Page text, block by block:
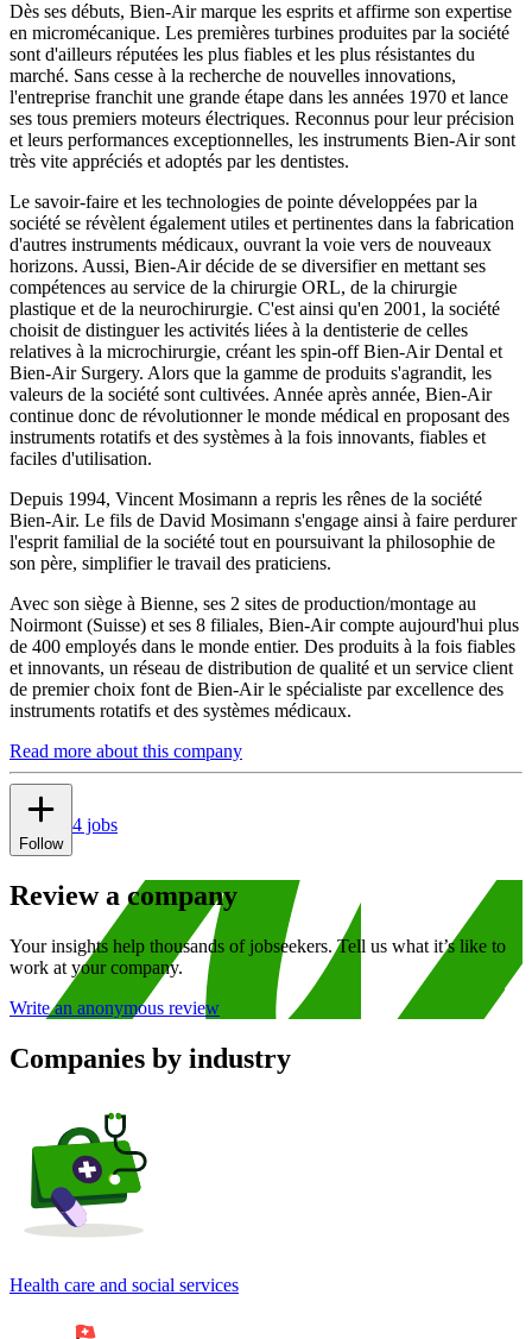
Dès ses débuts, Bien-Air marque les esprits et affirme son expertise
en micromécanique. Les premières turbines produites par la société
sont d'ailleurs réputées les plus fiables et les plus résistantes du
marché. Sans cesse à la recherche de nouvelles innovations,
l'entreprise franchit une grande étape dans les années 1970 et lance
ses tous premiers moteurs électriques. Reconnus pour leur précision
et leurs performances exceptionnelles, les instruments Bien-Air sont
très vite appréciés et adoptés par les dentistes.
Le savoir-faire et les technologies de pointe développées par la
société se révèlent également utiles et pertinentes dans la fabrication
d'autres instruments médicaux, ouvrant la voie vers de nouveaux
horizons. Aussi, Bien-Air décide de se diversifier en mettant ses
compétences au service de la chirurgie ORL, de la chirurgie
plastique et de la neurochirurgie. C'est ainsi qu'en 2001, la société
choisit de distinguer les activités liées à la dentisterie de celles
relatives à la microchirurgie, créant les spin-off Bien-Air Dental et
Bien-Air Surgery. Alors que la gamme de produits s'agrandit, les
valeurs de la société sont cultivées. Année après année, Bien-Air
continue donc de révolutionner le monde médical en proposant des
instruments rotatifs et des systèmes à la fois innovants, fiables et
faciles d'utilisation.
Depuis 1994, Vincent Mosimann a repris les rênes de la société
Bien-Air. Le fils de David Mosimann s'engage ainsi à faire perdurer
l'esprit familial de la société tout en poursuivant la philosophie de
son père, simplifier le travail des praticiens.
Avec son siège à Bienne, ses 2 sites de production/montage au
Noirmont (Suisse) et ses 8 filiales, Bien-Air compte aujourd'hui plus
de 400 employés dans le monde entier. Des produits à la fois fiables
et innovants, un réseau de distribution de qualité et un service client
de premier choix font de Bien-Air le spécialiste par excellence des
instruments rotatifs et des systèmes médicaux.
Read more about this company
Follow
4 jobs
Review a company
Your insights help thousands of jobseekers. Tell us what it’s like to
work at your company.
Write an anonymous review
Companies by industry
Health care and social services